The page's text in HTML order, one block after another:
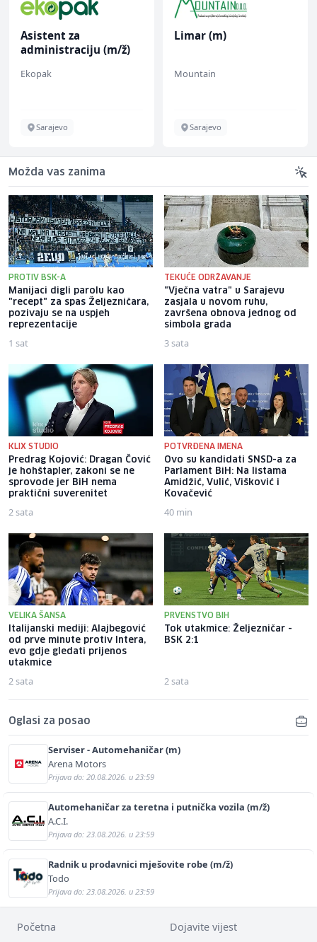
Asistent za
administraciju (m/ž)
Ekopak
Sarajevo
Limar (m)
Mountain
Sarajevo
Možda vas zanima
PROTIV BSK-A
Manijaci digli parolu kao
"recept" za spas Željezničara,
pozivaju se na uspjeh
reprezentacije
1 sat
TEKUĆE ODRŽAVANJE
"Vječna vatra" u Sarajevu
zasjala u novom ruhu,
završena obnova jednog od
simbola grada
3 sata
KLIX STUDIO
Predrag Kojović: Dragan Čović
je hohštapler, zakoni se ne
sprovode jer BiH nema
praktični suverenitet
2 sata
POTVRĐENA IMENA
Ovo su kandidati SNSD-a za
Parlament BiH: Na listama
Amidžić, Vulić, Višković i
Kovačević
40 min
VELIKA ŠANSA
Italijanski mediji: Alajbegović
od prve minute protiv Intera,
evo gdje gledati prijenos
utakmice
2 sata
PRVENSTVO BIH
Tok utakmice: Željezničar -
BSK 2:1
2 sata
Oglasi za posao
Serviser - Automehaničar (m)
Arena Motors
Prijava do: 20.08.2026. u 23:59
Automehaničar za teretna i putnička vozila (m/ž)
A.C.I.
Prijava do: 23.08.2026. u 23:59
Radnik u prodavnici mješovite robe (m/ž)
Todo
Prijava do: 23.08.2026. u 23:59
Početna Dojavite vijest